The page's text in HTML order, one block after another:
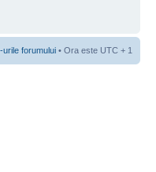
forumului • Ora este UTC + 1